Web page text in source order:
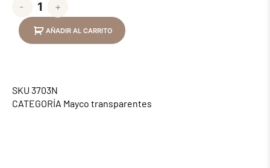
- +
AÑADIR AL CARRITO
SKU 3703N
CATEGORÍA Mayco transparentes